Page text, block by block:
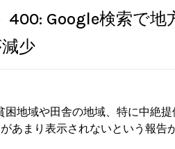
400: Google検索で
少
困地域や田舎の地域、特に中絶
あまり表示されないという報告